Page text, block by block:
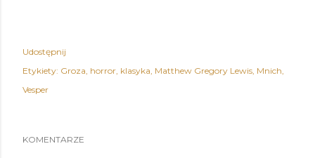
Udostępnij
Etykiety: Groza horror klasyka Matthew Gregory Lewis Mnich
Vesper
KOMENTARZE